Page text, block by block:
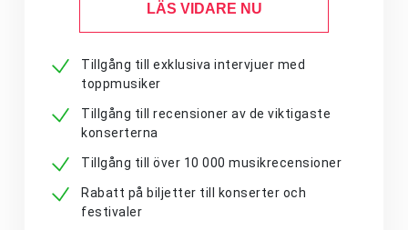
LÄS VIDARE NU
Tillgång till exklusiva intervjuer med
toppmusiker
Tillgång till recensioner av de viktigaste
konserterna
Tillgång till över 10 000 musikrecensioner
Rabatt på biljetter till konserter och
festivaler